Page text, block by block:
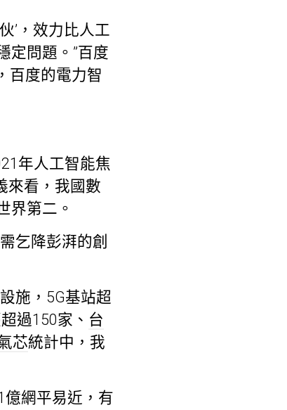
’，效力比人工
定問題。”百度
百度的電力智
年人工智能焦
來看，我國數
界第二。
乞降彭湃的創
施，5G基站超
過150家、 台
芯統計中，我
億網平易近，有